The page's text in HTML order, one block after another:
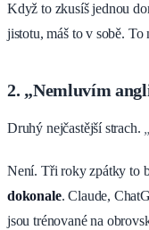
Když to zkusíš jednou
jistotu, máš to v sobě.
2. „Nemluvím
Druhý nejčastější strach.
Není. Tři roky zpátky to
dokonale. Claude,
jsou trénované na